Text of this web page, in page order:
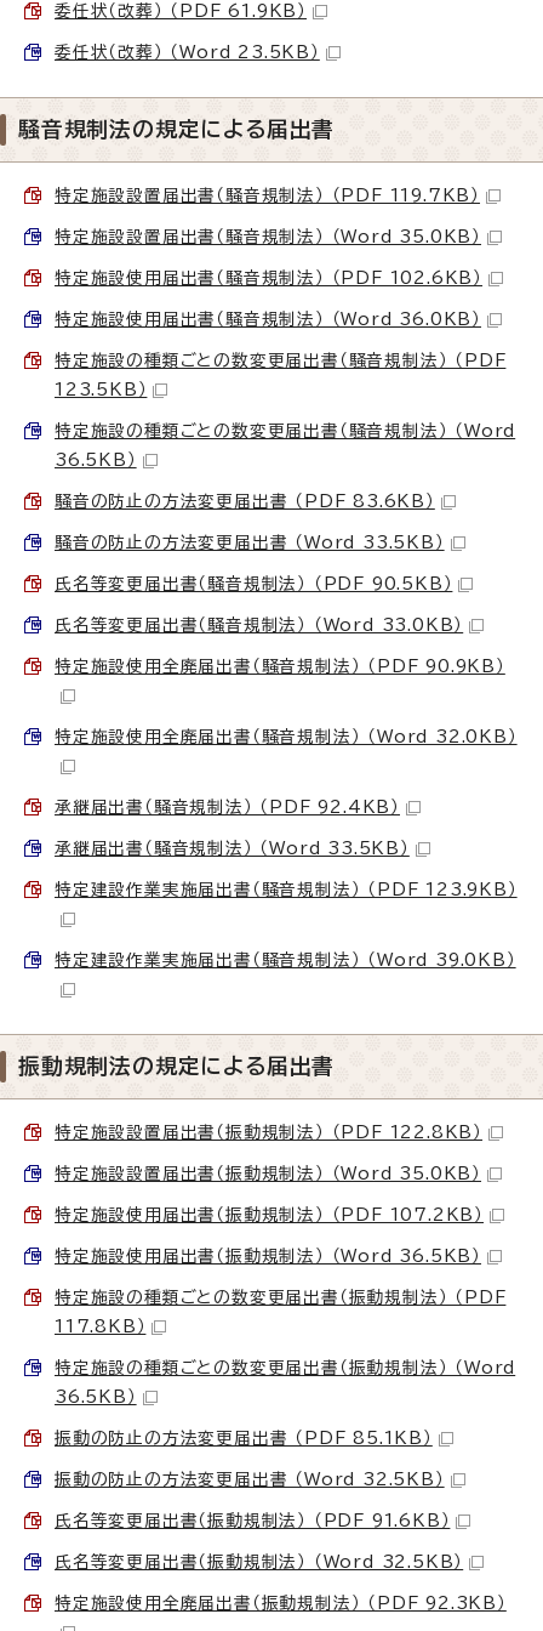
委任状（改葬） （PDF 61.9KB）
委任状（改葬） （Word 23.5KB）
騒音規制法の規定による届出書
特定施設設置届出書（騒音規制法） （PDF 119.7KB）
特定施設設置届出書（騒音規制法） （Word 35.0KB）
特定施設使用届出書（騒音規制法） （PDF 102.6KB）
特定施設使用届出書（騒音規制法） （Word 36.0KB）
特定施設の種類ごとの数変更届出書（騒音規制法） （PDF
123.5KB）
特定施設の種類ごとの数変更届出書（騒音規制法） （Word
36.5KB）
騒音の防止の方法変更届出書 （PDF 83.6KB）
騒音の防止の方法変更届出書 （Word 33.5KB）
氏名等変更届出書（騒音規制法） （PDF 90.5KB）
氏名等変更届出書（騒音規制法） （Word 33.0KB）
特定施設使用全廃届出書（騒音規制法） （PDF 90.9KB）
特定施設使用全廃届出書（騒音規制法） （Word 32.0KB）
承継届出書（騒音規制法） （PDF 92.4KB）
承継届出書（騒音規制法） （Word 33.5KB）
特定建設作業実施届出書（騒音規制法） （PDF 123.9KB）
特定建設作業実施届出書（騒音規制法） （Word 39.0KB）
振動規制法の規定による届出書
特定施設設置届出書（振動規制法） （PDF 122.8KB）
特定施設設置届出書（振動規制法） （Word 35.0KB）
特定施設使用届出書（振動規制法） （PDF 107.2KB）
特定施設使用届出書（振動規制法） （Word 36.5KB）
特定施設の種類ごとの数変更届出書（振動規制法） （PDF
117.8KB）
特定施設の種類ごとの数変更届出書（振動規制法） （Word
36.5KB）
振動の防止の方法変更届出書 （PDF 85.1KB）
振動の防止の方法変更届出書 （Word 32.5KB）
氏名等変更届出書（振動規制法） （PDF 91.6KB）
氏名等変更届出書（振動規制法） （Word 32.5KB）
特定施設使用全廃届出書（振動規制法） （PDF 92.3KB）